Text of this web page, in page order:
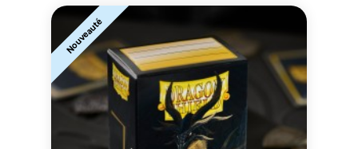
Nouveauté